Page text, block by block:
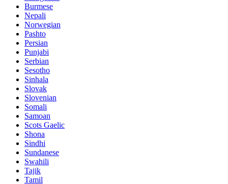
Burmese
Nepali
Norwegian
Pashto
Persian
Punjabi
Serbian
Sesotho
Sinhala
Slovak
Slovenian
Somali
Samoan
Scots Gaelic
Shona
Sindhi
Sundanese
Swahili
Tajik
Tamil